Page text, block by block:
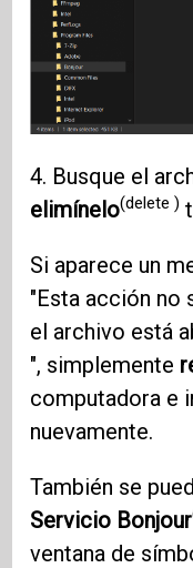
4. Busque el
elimínelo(delete )
Si aparece un
"Esta acción no
el archivo está
", simplemente
computadora e
nuevamente.
También se
Servicio Bonjour
ventana de